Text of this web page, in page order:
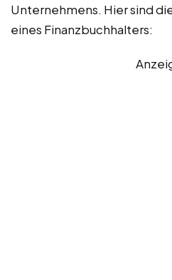
Unternehmens. Hier sind
eines Finanzbuchhalters: